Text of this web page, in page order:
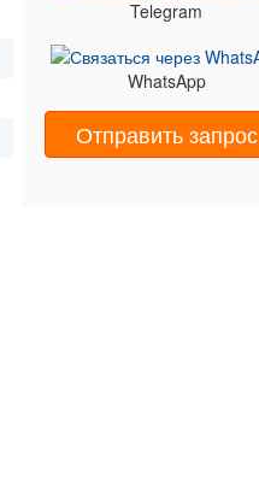
Telegram
WhatsApp
Отправить запрос